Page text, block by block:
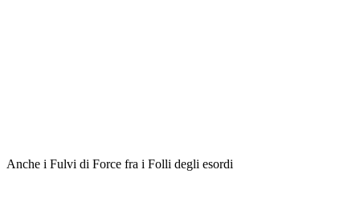
Anche i Fulvi di Force fra i Folli degli esordi